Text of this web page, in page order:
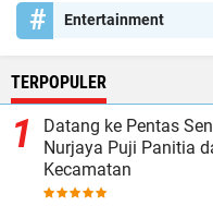
Entertainment
TERPOPULER
Datang ke Pentas
Nurjaya Puji Panitia
Kecamatan